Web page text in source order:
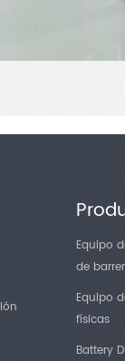
Equipo
de
Equipo
físicas
Battery